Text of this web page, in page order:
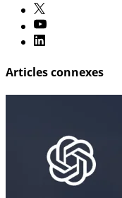
Articles connexes